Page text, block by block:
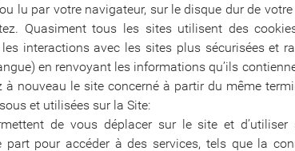
lu par votre navigateur, sur le disque dur de
Quasiment tous les sites utilisent des
interactions avec les sites plus sécurisées et
en renvoyant les informations qu’ils
nouveau le site concerné à partir du même
et utilisées sur la Site:
de vous déplacer sur le site et
pour accéder à des services, tels que la